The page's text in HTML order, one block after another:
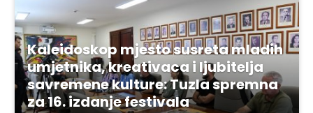
Kaleidoskop mjesto susreta mladih
umjetnika, kreativaca i ljubitelja
savremene kulture: Tuzla spremna
za 16. izdanje festivala